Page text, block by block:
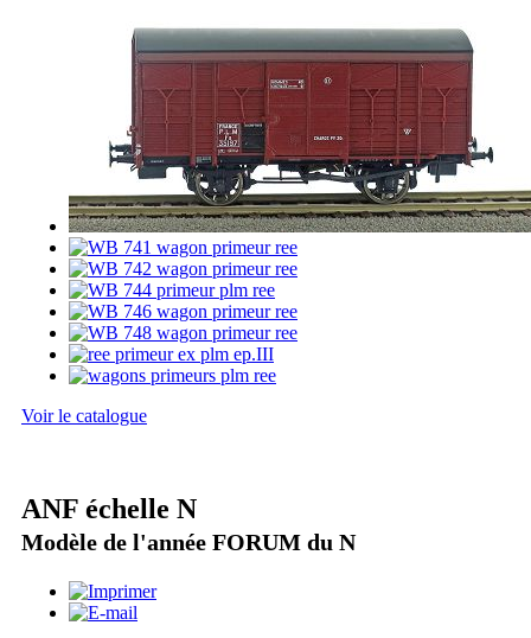
Voir le catalogue
ANF échelle N
Modèle de l'année FORUM du N